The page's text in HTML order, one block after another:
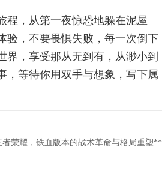
程，从第一夜惊恐地躲在泥屋
验，不要畏惧失败，每一次倒下
，享受那从无到有，从渺小到
，等待你用双手与想象，写下属
者荣耀，铁血版本的战术革命与格局重塑**